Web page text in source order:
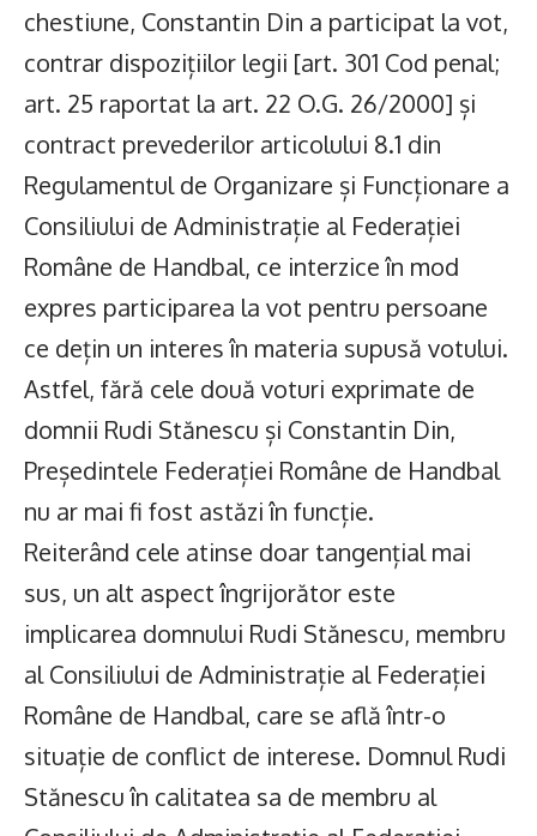
chestiune, Constantin Din a participat la vot,
contrar dispozițiilor legii [art. 301 Cod penal;
art. 25 raportat la art. 22 O.G. 26/2000] și
contract prevederilor articolului 8.1 din
Regulamentul de Organizare și Funcționare a
Consiliului de Administrație al Federației
Române de Handbal, ce interzice în mod
expres participarea la vot pentru persoane
ce dețin un interes în materia supusă votului.
Astfel, fără cele două voturi exprimate de
domnii Rudi Stănescu și Constantin Din,
Președintele Federației Române de Handbal
nu ar mai fi fost astăzi în funcție.
Reiterând cele atinse doar tangențial mai
sus, un alt aspect îngrijorător este
implicarea domnului Rudi Stănescu, membru
al Consiliului de Administrație al Federației
Române de Handbal, care se află într-o
situație de conflict de interese. Domnul Rudi
Stănescu în calitatea sa de membru al